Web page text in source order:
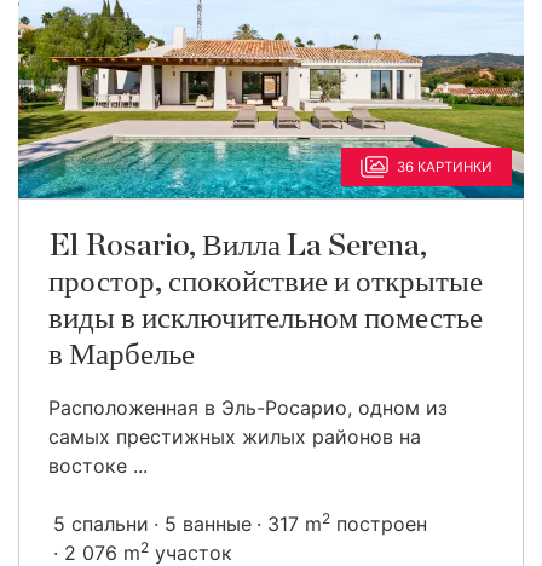
36 КАРТИНКИ
El Rosario, Вилла La Serena,
простор, спокойствие и открытые
виды в исключительном поместье
в Марбелье
Расположенная в Эль-Росарио, одном из
самых престижных жилых районов на
востоке ...
5 спальни 5 ванные 317 m2 построен
2 076 m2 участок